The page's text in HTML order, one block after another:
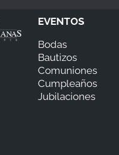
EVENTOS
Bodas
Bautizos
Comuniones
Cumpleaños
Jubilaciones